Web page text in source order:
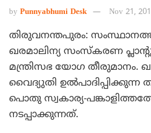
by Punnyabhumi Desk Nov 21,
തിരുവനന്തപുരം:
ഖരമാലിന്യ സംസ്‌കരണ
മന്ത്രിസഭ യോഗ തീരുമാനം.
വൈദ്യുതി ഉല്‍പാദിപ്പിക്കുന്ന
പൊതു സ്വകാര്യ-
നടപ്പാക്കുന്നത്.